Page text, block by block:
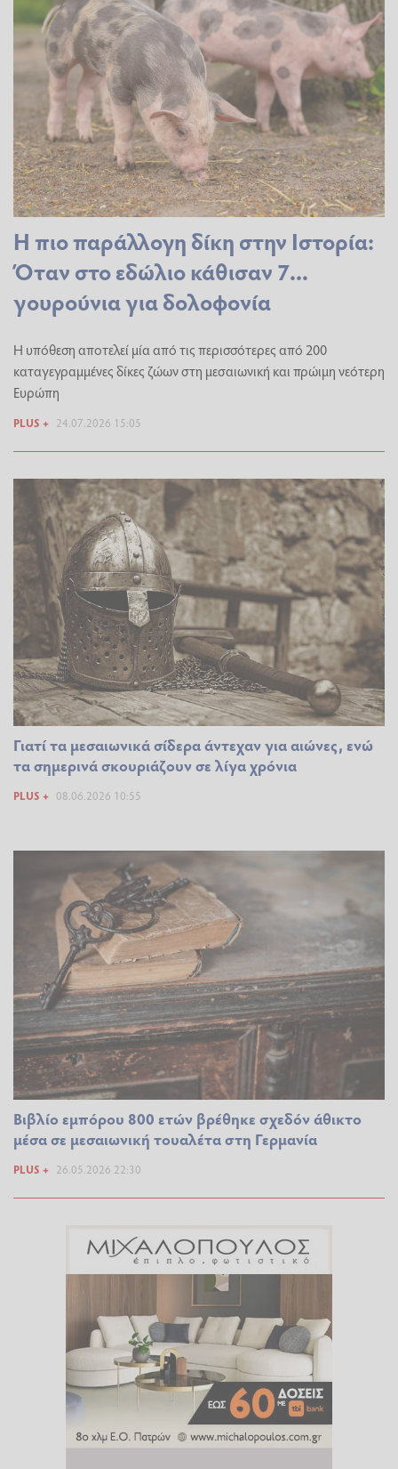
Η πιο παράλλογη δίκη στην Ιστορία:
Όταν στο εδώλιο κάθισαν 7...
γουρούνια για δολοφονία
Η υπόθεση αποτελεί μία από τις περισσότερες από 200
καταγεγραμμένες δίκες ζώων στη μεσαιωνική και πρώιμη νεότερη
Ευρώπη
PLUS + 24.07.2026 15:05
Γιατί τα μεσαιωνικά σίδερα άντεχαν για αιώνες, ενώ
τα σημερινά σκουριάζουν σε λίγα χρόνια
PLUS + 08.06.2026 10:55
Βιβλίο εμπόρου 800 ετών βρέθηκε σχεδόν άθικτο
μέσα σε μεσαιωνική τουαλέτα στη Γερμανία
PLUS + 26.05.2026 22:30